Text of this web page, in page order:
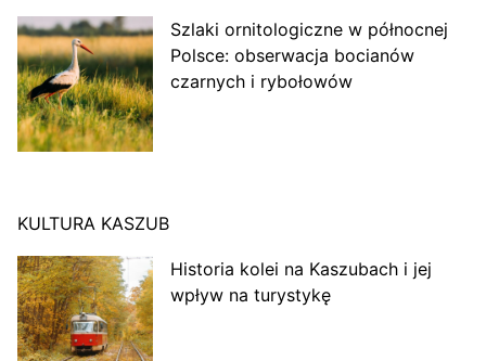
Szlaki ornitologiczne w północnej
Polsce: obserwacja bocianów
czarnych i rybołowów
KULTURA KASZUB
Historia kolei na Kaszubach i jej
wpływ na turystykę